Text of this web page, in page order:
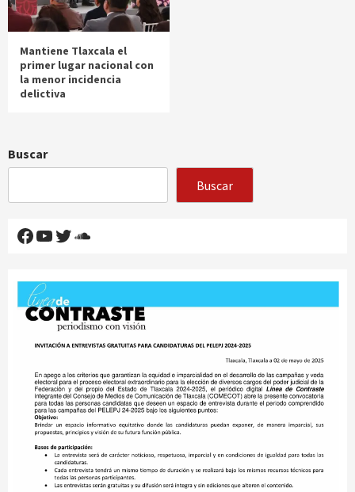
Mantiene Tlaxcala el
primer lugar nacional con
la menor incidencia
delictiva
Buscar
Buscar
Facebook
YouTube
Twitter
SoundCloud